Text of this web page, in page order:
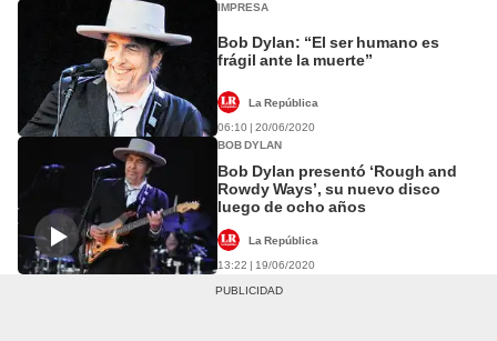
IMPRESA
Bob Dylan: “El ser humano es
frágil ante la muerte”
La República
06:10 | 20/06/2020
BOB DYLAN
Bob Dylan presentó ‘Rough and
Rowdy Ways’, su nuevo disco
luego de ocho años
La República
13:22 | 19/06/2020